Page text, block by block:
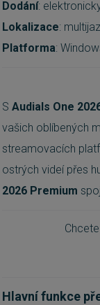
Dodání:
Lokalizace:
Platforma:
S Audials One
vašich oblíbených
streamovacích
ostrých videí přes
2026 Premium
Hlavní funkce